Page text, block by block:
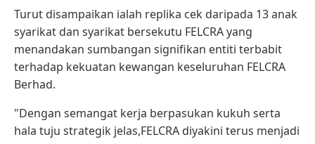
Turut disampaikan ialah replika cek daripada 13 anak
syarikat dan syarikat bersekutu FELCRA yang
menandakan sumbangan signifikan entiti terbabit
terhadap kekuatan kewangan keseluruhan FELCRA
Berhad.
"Dengan semangat kerja berpasukan kukuh serta
hala tuju strategik jelas,FELCRA diyakini terus menjadi